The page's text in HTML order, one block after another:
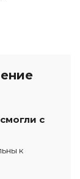
с
к